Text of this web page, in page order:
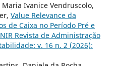
Ivanice Vendruscolo,
Value Relevance da
de Caixa no Período Pré e
Revista de Administração
v. 16 n. 2 (2026):